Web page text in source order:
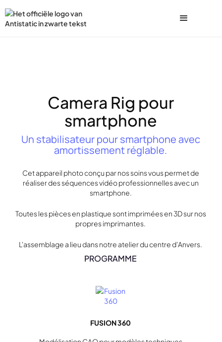
Camera Rig pour
smartphone
Un stabilisateur pour smartphone avec
amortissement réglable.
Cet appareil photo conçu par nos soins vous permet de
réaliser des séquences vidéo professionnelles avec un
smartphone.
Toutes les pièces en plastique sont imprimées en 3D sur nos
propres imprimantes.
L'assemblage a lieu dans notre atelier du centre d'Anvers.
PROGRAMME
FUSION 360